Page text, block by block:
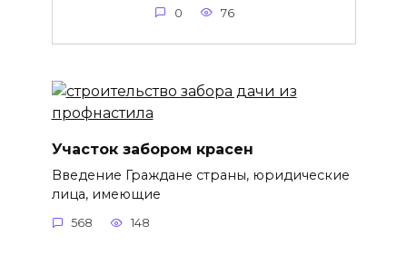
0 76
Участок забором красен
Введение Граждане страны, юридические
лица, имеющие
568 148